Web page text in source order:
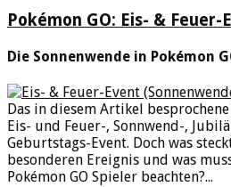
Pokémon GO: Eis- &
Die Sonnenwende in Pokémon
Das in diesem Artikel
Eis- und Feuer-, Sonnwend-,
Geburtstags-Event. Doch was
besonderen Ereignis und was
Pokémon GO Spieler beachten?...